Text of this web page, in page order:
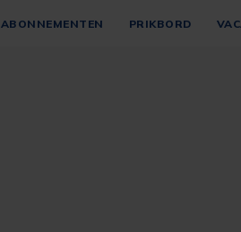
ABONNEMENTEN PRIKBORD